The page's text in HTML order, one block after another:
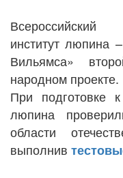
Всероссийский
институт
Вильямса»
народном проекте.
При подготовке
люпина
области
выполнив